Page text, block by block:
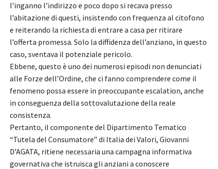
l’inganno l’indirizzo e poco dopo si recava presso
l’abitazione di questi, insistendo con frequenza al citofono
e reiterando la richiesta di entrare a casa per ritirare
l’offerta promessa. Solo la diffidenza dell’anziano, in questo
caso, sventava il potenziale pericolo.
Ebbene, questo è uno dei numerosi episodi non denunciati
alle Forze dell’Ordine, che ci fanno comprendere come il
fenomeno possa essere in preoccupante escalation, anche
in conseguenza della sottovalutazione della reale
consistenza.
Pertanto, il componente del Dipartimento Tematico
“Tutela del Consumatore” di Italia dei Valori, Giovanni
D’AGATA, ritiene necessaria una campagna informativa
governativa che istruisca gli anziani a conoscere